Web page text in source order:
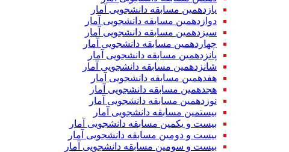
یازدهمین مسابقه دانشجویی آمار
دوازدهمین مسابقه دانشجویی آمار
سیزدهمین مسابقه دانشجویی آمار
چهاردهمین مسابقه دانشجویی آمار
پانزدهمین مسابقه دانشجویی آمار
شانزدهمین مسابقه دانشجویی آمار
هفدهمین مسابقه دانشجویی آمار
هجدهمین مسابقه دانشجویی آمار
نوزدهمین مسابقه دانشجویی آمار
بیستمین مسابقه دانشجویی آمار
بیست و یکمین مسابقه دانشجویی آمار
بیست و دومین مسابقه دانشجویی آمار
بیست و سومین مسابقه دانشجویی آمار